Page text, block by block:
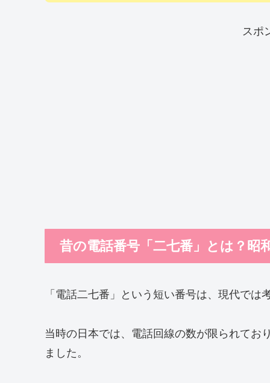
スポ
昔の電話番号「二七番」とは？
「電話二七番」という短い番号は、現代で
当時の日本では、電話回線の数が限られてお
ました。